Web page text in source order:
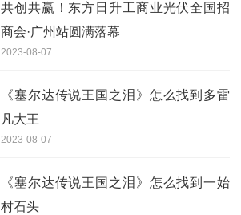
共创共赢！东方日升工商业光伏全国招
商会·广州站圆满落幕
2023-08-07
《塞尔达传说王国之泪》怎么找到多雷
凡大王
2023-08-07
《塞尔达传说王国之泪》怎么找到一始
村石头